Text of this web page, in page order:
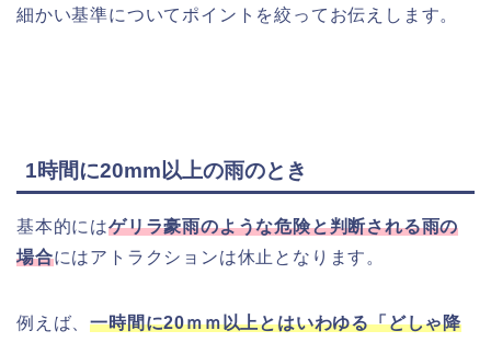
細かい基準についてポイントを絞ってお伝えします。
1時間に20mm以上の雨のとき
基本的にはゲリラ豪雨のような危険と判断される雨の
場合にはアトラクションは休止となります。
例えば、一時間に20ｍｍ以上とはいわゆる「どしゃ降